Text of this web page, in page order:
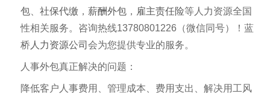
包
社保代缴 ， 薪酬外包 ， 雇主责任险等人力资源全国
性相关服务。咨询热线13780801226（微信同号）！蓝
桥 人力资源公司 会为您提供专业的服务。
人事外包真正解决的问题：
降低客户人事费用、管理成本、费用支出、解决用工风